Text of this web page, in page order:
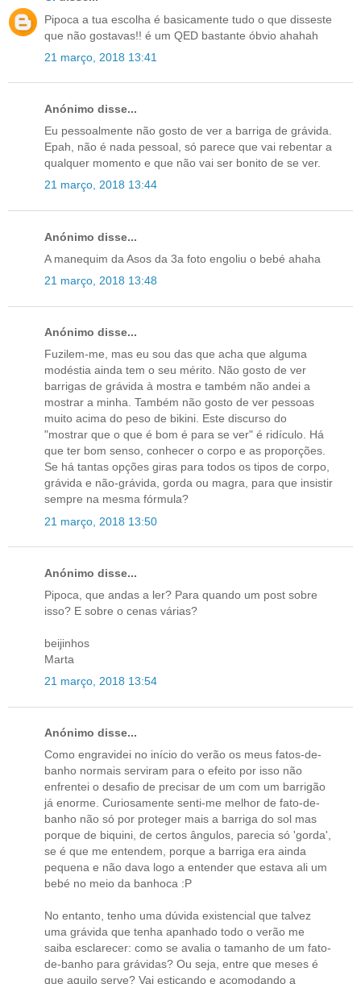
Pipoca a tua escolha é basicamente tudo o que disseste
que não gostavas!! é um QED bastante óbvio ahahah
21 março, 2018 13:41
Anónimo disse...
Eu pessoalmente não gosto de ver a barriga de grávida.
Epah, não é nada pessoal, só parece que vai rebentar a
qualquer momento e que não vai ser bonito de se ver.
21 março, 2018 13:44
Anónimo disse...
A manequim da Asos da 3a foto engoliu o bebé ahaha
21 março, 2018 13:48
Anónimo disse...
Fuzilem-me, mas eu sou das que acha que alguma
modéstia ainda tem o seu mérito. Não gosto de ver
barrigas de grávida à mostra e também não andei a
mostrar a minha. Também não gosto de ver pessoas
muito acima do peso de bikini. Este discurso do
"mostrar que o que é bom é para se ver" é ridículo. Há
que ter bom senso, conhecer o corpo e as proporções.
Se há tantas opções giras para todos os tipos de corpo,
grávida e não-grávida, gorda ou magra, para que insistir
sempre na mesma fórmula?
21 março, 2018 13:50
Anónimo disse...
Pipoca, que andas a ler? Para quando um post sobre
isso? E sobre o cenas várias?
beijinhos
Marta
21 março, 2018 13:54
Anónimo disse...
Como engravidei no início do verão os meus fatos-de-
banho normais serviram para o efeito por isso não
enfrentei o desafio de precisar de um com um barrigão
já enorme. Curiosamente senti-me melhor de fato-de-
banho não só por proteger mais a barriga do sol mas
porque de biquini, de certos ângulos, parecia só 'gorda',
se é que me entendem, porque a barriga era ainda
pequena e não dava logo a entender que estava ali um
bebé no meio da banhoca :P
No entanto, tenho uma dúvida existencial que talvez
uma grávida que tenha apanhado todo o verão me
saiba esclarecer: como se avalia o tamanho de um fato-
de-banho para grávidas? Ou seja, entre que meses é
que aquilo serve? Vai esticando e acomodando a